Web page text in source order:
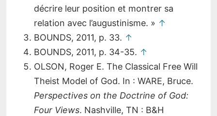
décrire leur position et montrer sa
relation avec l’augustinisme. » ↑
BOUNDS, 2011, p. 33. ↑
BOUNDS, 2011, p. 34-35. ↑
OLSON, Roger E. The Classical Free Will
Theist Model of God. In : WARE, Bruce.
Perspectives on the Doctrine of God:
Four Views. Nashville, TN : B&H